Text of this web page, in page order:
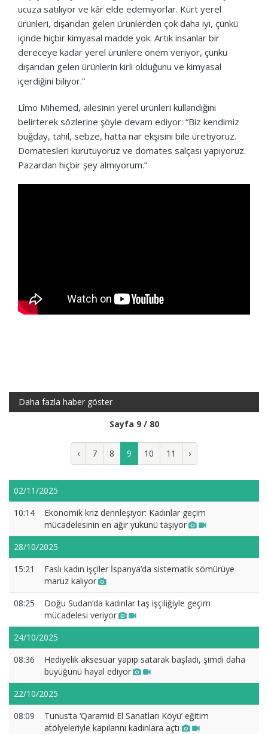
ucuza satılıyor ve kâr elde edemiyorlar. Kürt yerel
ürünleri, dışarıdan gelen ürünlerden çok daha iyi, çünkü
içinde hiçbir kimyasal madde yok. Artık insanlar bir
dereceye kadar yerel ürünlere önem veriyor, çünkü
dışarıdan gelen ürünlerin kirli olduğunu ve kimyasal
içerdiğini biliyor.”
Lîmo Mihemed, ailesinin yerel ürünleri kullandığını
belirterek sözlerine şöyle devam ediyor: “Biz kendimiz
buğday, tahıl, sebze, hatta nar ekşisini bile üretiyoruz.
Domatesleri kurutuyoruz ve domates salçası yapıyoruz.
Pazardan hiçbir şey almıyorum.”
Daha fazla haber göster
Sayfa 9 / 80
‹ 7 8 9 10 11 ›
02/11/2025
10:14
Ekonomik kriz derinleşiyor: Kadınlar geçim
mücadelesinin en ağır yükünü taşıyor
28/10/2025
15:21
Faslı kadın işçiler İspanya’da sistematik sömürüye
maruz kalıyor
08:25
Doğu Sudan’da kadınlar taş işçiliğiyle geçim
mücadelesi veriyor
24/10/2025
08:36
Hediyelik aksesuar yapıp satarak başladı, şimdi daha
büyüğünü hayal ediyor
22/10/2025
08:09
Tunus’ta ‘Qaramid El Sanatları Köyü’ eğitim
atölyeleriyle kapılarını kadınlara açtı